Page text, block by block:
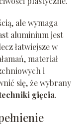
ale wymaga
aluminium jest
łatwiejsze w
materiał
i
się, że wybrany
gięcia.